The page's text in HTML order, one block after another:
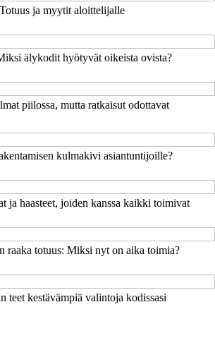
ja myytit aloittelijalle
älykodit hyötyvät oikeista ovista?
piilossa, mutta ratkaisut odottavat
kulmakivi asiantuntijoille?
ja haasteet, joiden kanssa kaikki toimivat
raaka totuus: Miksi nyt on aika toimia?
teet kestävämpiä valintoja kodissasi